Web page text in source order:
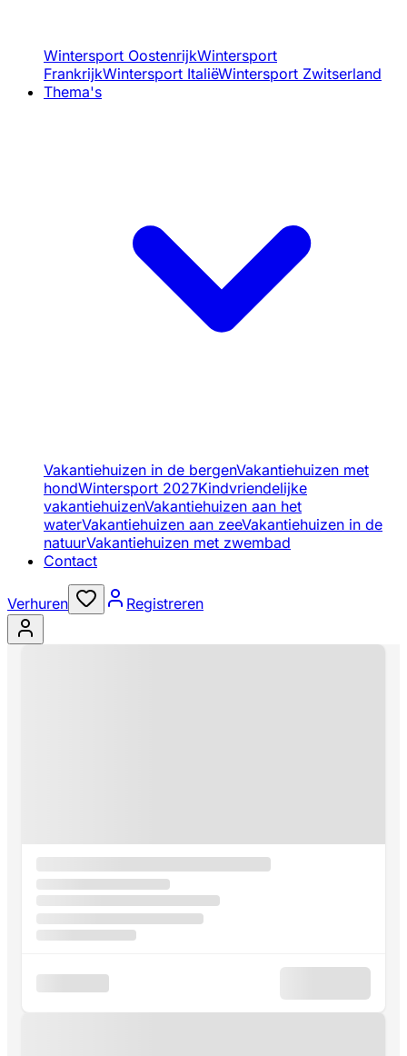
Wintersport OostenrijkWintersport
FrankrijkWintersport ItaliëWintersport Zwitserland
Thema's
Vakantiehuizen in de bergenVakantiehuizen met
hondWintersport 2027Kindvriendelijke
vakantiehuizenVakantiehuizen aan het
waterVakantiehuizen aan zeeVakantiehuizen in de
natuurVakantiehuizen met zwembad
Contact
Verhuren Registreren